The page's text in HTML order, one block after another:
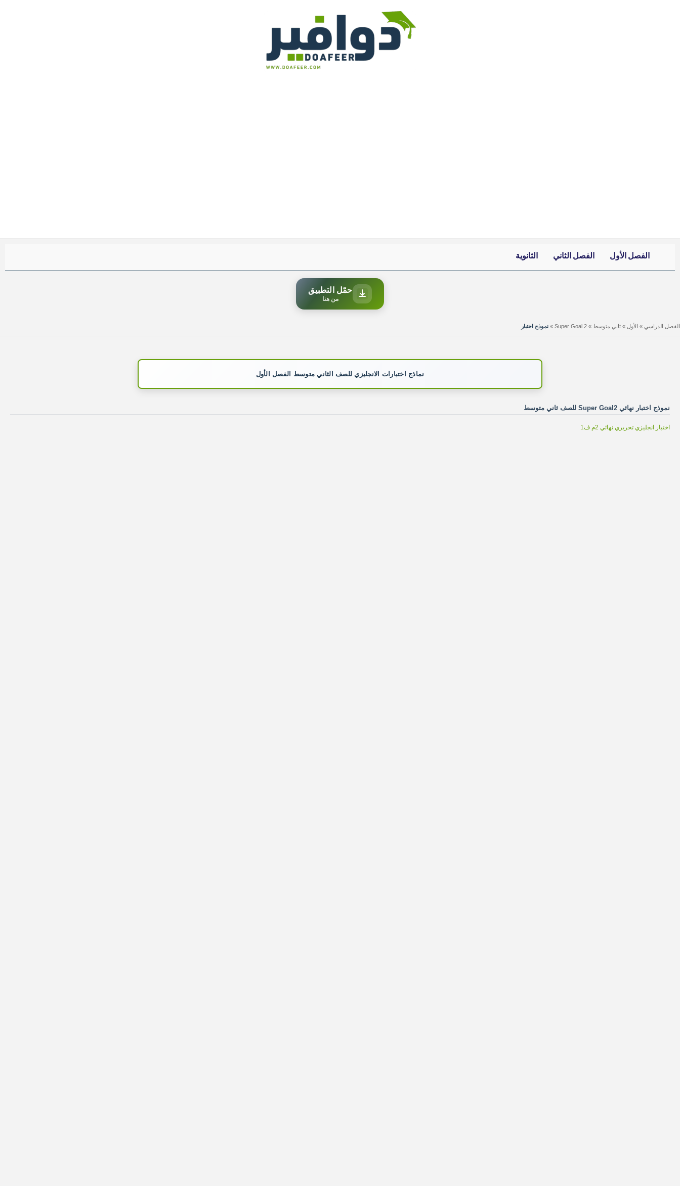
الفصل الأول الفصل الثاني الثانوية
حمّل التطبيق
من هنا
الفصل الدراسي » الأول » ثاني متوسط »
Super Goal 2
» نموذج اختبار
نماذج اختبارات الانجليزي للصف الثاني متوسط الفصل الأول
نموذج اختبار نهائي Super Goal2 للصف ثاني متوسط
اختبار انجليزي تحريري نهائي 2م ف1